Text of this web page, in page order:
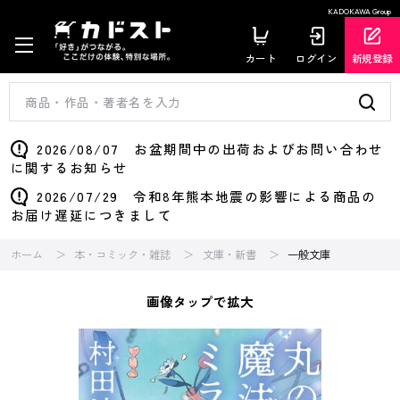
KADOKAWA Group
カート ログイン 新規登録
2026/08/07 お盆期間中の出荷およびお問い合わせ
に関するお知らせ
2026/07/29 令和8年熊本地震の影響による商品の
お届け遅延につきまして
ホーム 本・コミック・雑誌 文庫・新書 一般文庫
画像タップで拡大